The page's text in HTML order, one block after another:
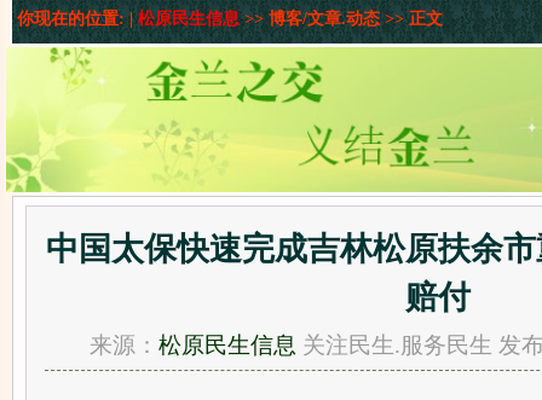
你现在的位置: |松原民生信息>> 博客/文章.动态>> 正文
中国太保快速完成吉林松原扶余
赔付
来源： 松原民生信息 关注民生.服务民生 发